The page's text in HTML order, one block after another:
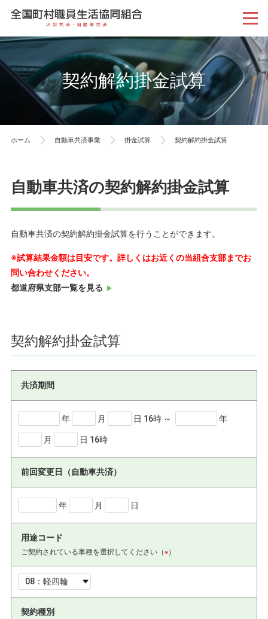
契約解約掛金試算
ホーム 自動車共済事業 掛金試算 契約解約掛金試算
自動車共済の契約解約掛金試算
自動車共済の契約解約掛金試算を行うことができます。
※試算結果金額は目安です。詳しくはお近くの当組合支部までお
問い合わせください。
都道府県支部一覧を見る
契約解約掛金試算
共済期間
年 月 日 16時 ～ 年
月 日 16時
前回変更日（自動車共済）
年 月 日
用途コード
ご契約されている車種を選択してください（※）
契約種別